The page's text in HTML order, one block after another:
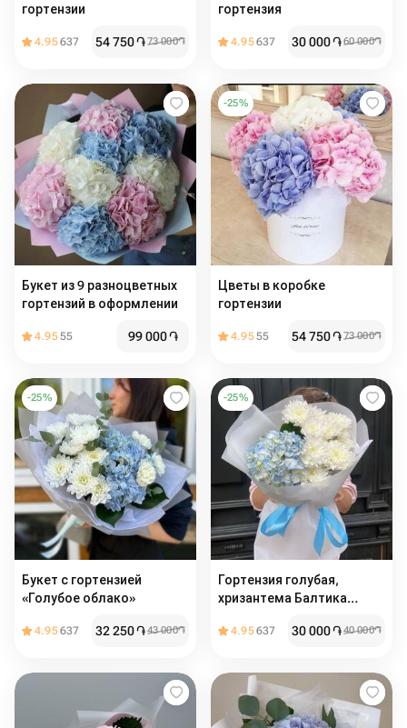
гортензии
4.95637 54 750֏73 000֏
гортензия
4.95637 30 000֏60 000֏
Букет из 9 разноцветных
гортензий в оформлении
4.9555 99 000֏
-25%
Цветы в коробке
гортензии
4.9555 54 750֏73 000֏
-25%
Букет с гортензией
«Голубое облако»
4.95637 32 250֏43 000֏
-25%
Гортензия голубая,
хризантема Балтика
4.95637 30 000֏40 000֏